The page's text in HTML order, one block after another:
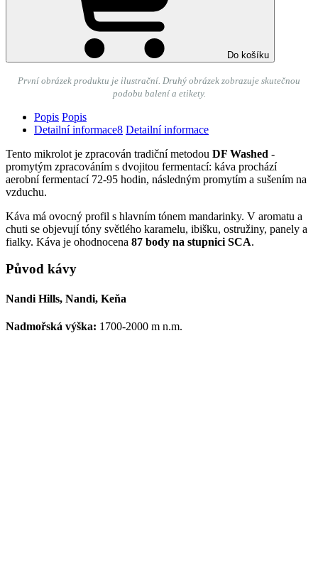
Do košíku
První obrázek produktu je ilustrační. Druhý obrázek zobrazuje skutečnou
podobu balení a etikety.
Popis Popis
Detailní informace8 Detailní informace
Tento mikrolot je zpracován tradiční metodou DF Washed -
promytým zpracováním s dvojitou fermentací: káva prochází
aerobní fermentací 72-95 hodin, následným promytím a sušením na
vzduchu.
Káva má ovocný profil s hlavním tónem mandarinky. V aromatu a
chuti se objevují tóny světlého karamelu, ibišku, ostružiny, panely a
fialky. Káva je ohodnocena 87 body na stupnici SCA.
Původ kávy
Nandi Hills, Nandi, Keňa
Nadmořská výška: 1700-2000 m n.m.